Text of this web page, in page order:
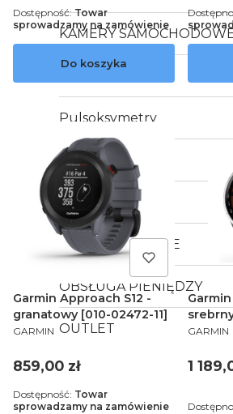
KAMERY
Pulsoksymetry
AKCESORIA
YANOSIK
MAPY I APLIKACJE
OBSŁUGA PIENIĘDZY
OUTLET
Do koszyka
Dostępność:Towar
sprowadzamy na zamówienie
Garmin Approach S12 -
granatowy [010-02472-11]
PRODUCENT
GARMIN
Cena
859,00 zł
Dostępność: Towar
sprowadzamy na zamówienie
GARMIN
Cena
1